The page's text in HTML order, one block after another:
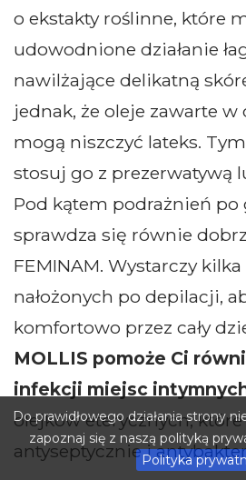
Do prawidłowego działania strony
zapoznaj się z naszą polityką
Polityka
o ekstakty roślinne, które
udowodnione działanie
nawilżające delikatną
jednak, że oleje zawarte w
mogą niszczyć lateks.
stosuj go z prezerwatywą
Pod kątem podrażnień
sprawdza się równie
FEMINAM. Wystarczy
nałożonych po depilacji,
komfortowo przez cały
MOLLIS pomoże Ci
infekcji miejsc
olejków eterycznych, które
antyseptycznie i